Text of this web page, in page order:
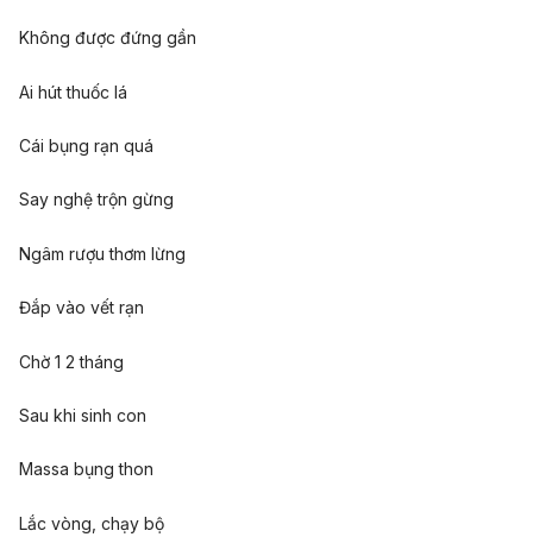
Không được đứng gần
Ai hút thuốc lá
Cái bụng rạn quá
Say nghệ trộn gừng
Ngâm rượu thơm lừng
Đắp vào vết rạn
Chờ 1 2 tháng
Sau khi sinh con
Massa bụng thon
Lắc vòng, chạy bộ